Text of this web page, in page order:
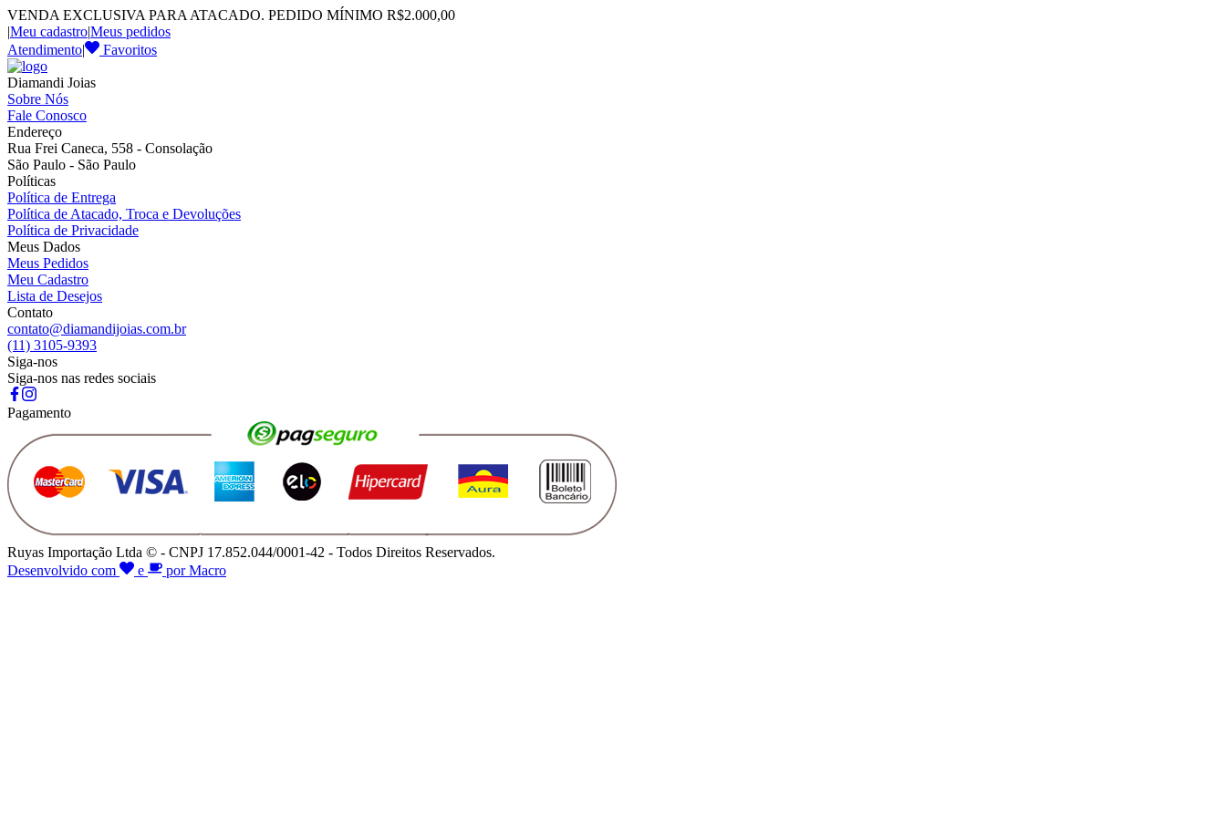
VENDA EXCLUSIVA PARA ATACADO. PEDIDO MÍNIMO R$2.000,00
|Meu cadastro|Meus pedidos
Atendimento| Favoritos
Diamandi Joias
Sobre Nós
Fale Conosco
Endereço
Rua Frei Caneca, 558 - Consolação
São Paulo - São Paulo
Políticas
Política de Entrega
Política de Atacado, Troca e Devoluções
Política de Privacidade
Meus Dados
Meus Pedidos
Meu Cadastro
Lista de Desejos
Contato
contato@diamandijoias.com.br
(11) 3105-9393
Siga-nos
Siga-nos nas redes sociais
Pagamento
Ruyas Importação Ltda © - CNPJ 17.852.044/0001-42 - Todos Direitos Reservados.
Desenvolvido com
e por Macro